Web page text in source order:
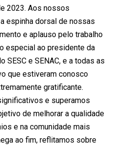
2023. Aos nossos
espinha dorsal de nossas
e aplauso pelo trabalho
especial ao presidente da
SESC e SENAC, e a todas as
que estiveram conosco
gratificante.
e superamos
de melhorar a qualidade
e na comunidade mais
ao fim, reflitamos sobre